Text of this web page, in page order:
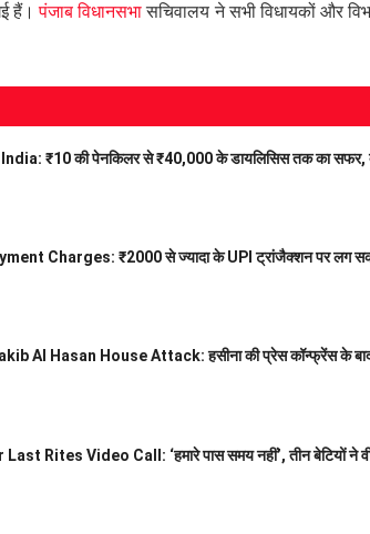
हैं।पंजाब विधानसभासचिवालय ने सभी विधायकों और
₹10 की पेनकिलर से ₹40,000 के डायलिसिस तक का सफर,
Charges: ₹2000 से ज्यादा के UPI ट्रांजैक्शन पर लग
Al Hasan House Attack: हसीना की प्रेस कॉन्फ्रेंस के बाद
Rites Video Call: ‘हमारे पास समय नहीं’, तीन बेटियों ने